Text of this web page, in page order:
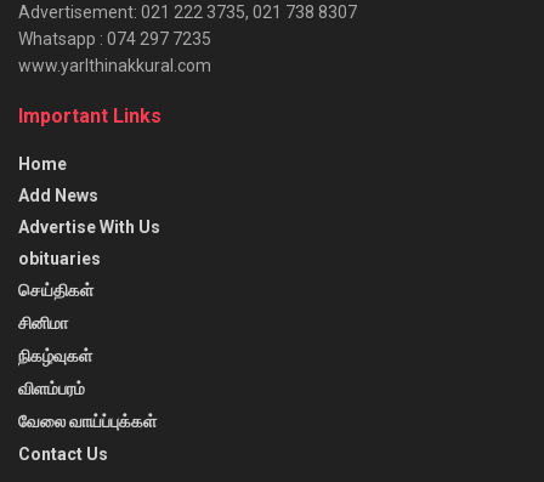
Advertisement: 021 222 3735, 021 738 8307
Whatsapp : 074 297 7235
www.yarlthinakkural.com
Important Links
Home
Add News
Advertise With Us
obituaries
செய்திகள்
சினிமா
நிகழ்வுகள்
விளம்பரம்
வேலை வாய்ப்புக்கள்
Contact Us